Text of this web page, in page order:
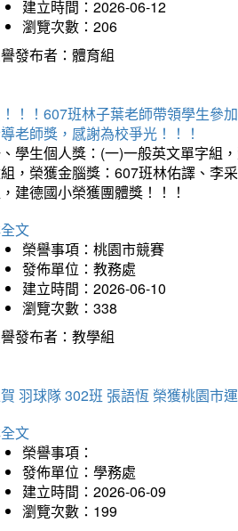
建立時間：2026-06-12
瀏覽次數：206
發布者：體育組
！！607班林子葉老師帶領學生參
老師獎，感謝為校爭光！！！
學生個人獎：(一)一般英文單字組
，榮獲金腦獎：607班林佑譯、李
建德國小榮獲團體獎！！！
文
榮譽事項：桃園市競賽
發佈單位：教務處
建立時間：2026-06-10
瀏覽次數：338
發布者：教學組
羽球隊 302班 張語恆 榮獲桃園市
文
榮譽事項：
發佈單位：學務處
建立時間：2026-06-09
瀏覽次數：199